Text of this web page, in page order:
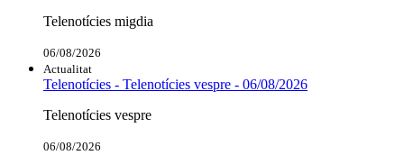
Telenotícies migdia
06/08/2026
Actualitat
Telenotícies - Telenotícies vespre - 06/08/2026
Telenotícies vespre
06/08/2026